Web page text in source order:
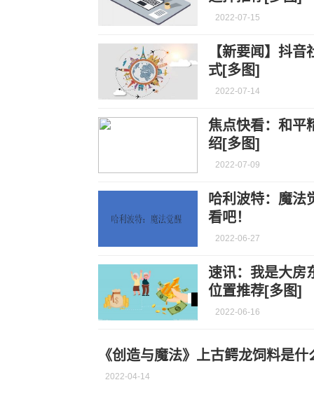
2022-07-15
【新要闻】抖
式[多图]
2022-07-14
焦点快看：和平
绍[多图]
2022-07-09
哈利波特：魔法
看吧！
2022-06-27
速讯：我是大房
位置推荐[多图]
2022-06-16
《创造与魔法》上古鳄龙饲料是什
2022-04-14